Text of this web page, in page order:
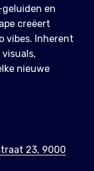
en
creëert
vibes. Inherent
nieuwe
23, 9000